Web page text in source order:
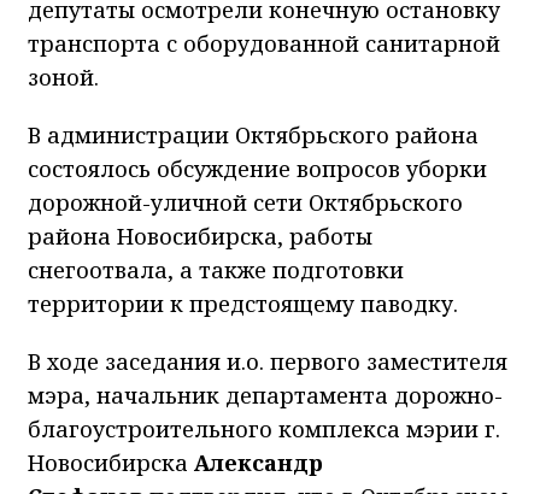
депутаты осмотрели конечную остановку
транспорта с оборудованной санитарной
зоной.
В администрации Октябрьского района
состоялось обсуждение вопросов уборки
дорожной-уличной сети Октябрьского
района Новосибирска, работы
снегоотвала, а также подготовки
территории к предстоящему паводку.
В ходе заседания и.о. первого заместителя
мэра, начальник департамента дорожно-
благоустроительного комплекса мэрии г.
Новосибирска Александр